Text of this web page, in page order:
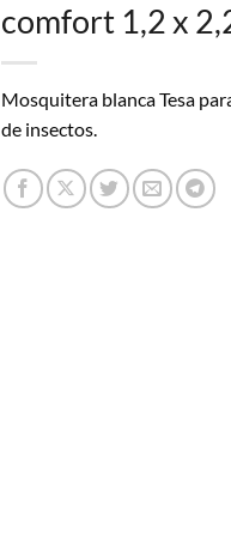
comfort 1,2 x
Mosquitera blanca Tesa
de insectos.